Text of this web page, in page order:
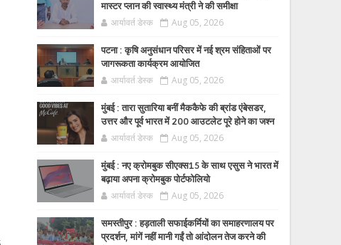
मास्टर प्लान की स्वास्थ्य मंत्री ने की समीक्षा
आर्यावर्त डेस्क Aug 05, 2026
पटना : कृषि अनुसंधान परिसर में नई श्रम संहिताओं पर
जागरूकता कार्यक्रम आयोजित
आर्यावर्त डेस्क Aug 05, 2026
मुंबई : तारा सुतारिया बनीं मैककैफे की ब्रांड एंबेसडर,
उत्तर और पूर्व भारत में 200 आउटलेट पूरे होने का जश्न
आर्यावर्त डेस्क Aug 05, 2026
मुंबई : नए क्रोमबुक सीएक्स15 के साथ एसुस ने भारत में
बढ़ाया अपना क्रोमबुक पोर्टफोलियो
आर्यावर्त डेस्क Aug 05, 2026
समस्तीपुर : हड़ताली सफाईकर्मियों का समाहरणालय पर
प्रदर्शन, मांगें नहीं मानी गईं तो आंदोलन तेज करने की